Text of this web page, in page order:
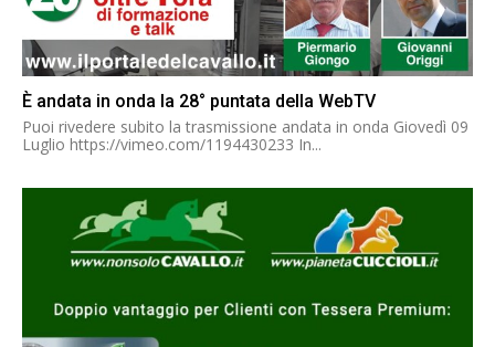
È andata in onda la 28° puntata della WebTV
Puoi rivedere subito la trasmissione andata in onda Giovedì 09
Luglio https://vimeo.com/1194430233 In...